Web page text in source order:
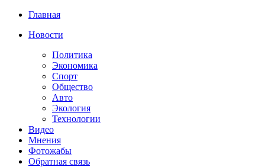
Главная
Новости
Политика
Экономика
Спорт
Общество
Авто
Экология
Технологии
Видео
Мнения
Фотожабы
Обратная связь